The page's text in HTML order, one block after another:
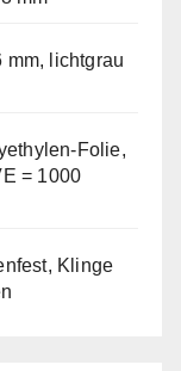
mm, lichtgrau
Folie,
= 1000
Klinge